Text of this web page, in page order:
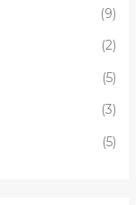
(9)
(2)
(5)
(3)
(5)